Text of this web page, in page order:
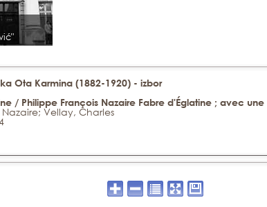
Ota Karmina (1882-1920) - izbor
/ Philippe François Nazaire Fabre d'Églatine ; avec
Vellay, Charles